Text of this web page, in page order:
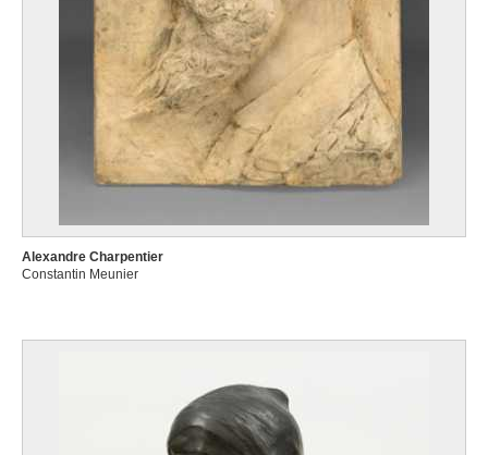
Alexandre Charpentier
Constantin Meunier